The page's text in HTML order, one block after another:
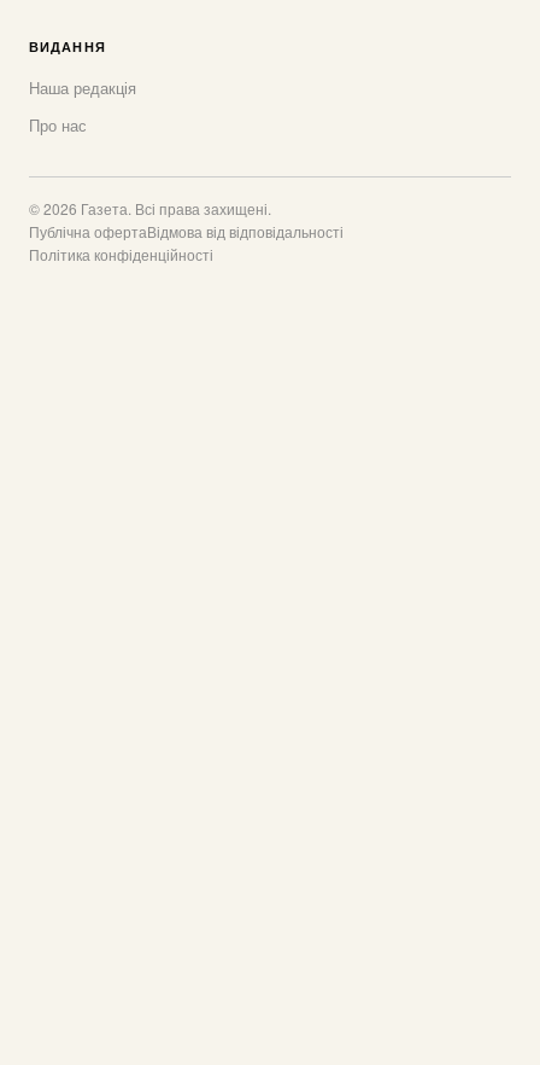
ВИДАННЯ
Наша редакція
Про нас
© 2026 Газета. Всі права захищені.
Публічна офертаВідмова від відповідальності
Політика конфіденційності